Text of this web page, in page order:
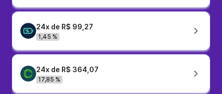
24x de R$ 99,27
1,45 %
24x de R$ 364,07
17,85 %